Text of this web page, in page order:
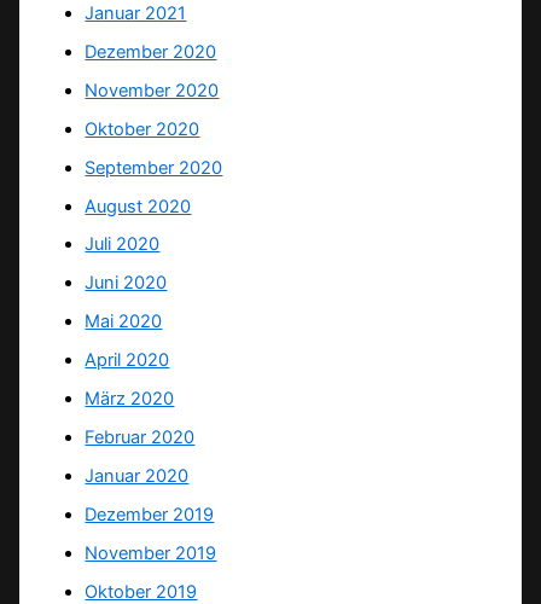
Januar 2021
Dezember 2020
November 2020
Oktober 2020
September 2020
August 2020
Juli 2020
Juni 2020
Mai 2020
April 2020
März 2020
Februar 2020
Januar 2020
Dezember 2019
November 2019
Oktober 2019